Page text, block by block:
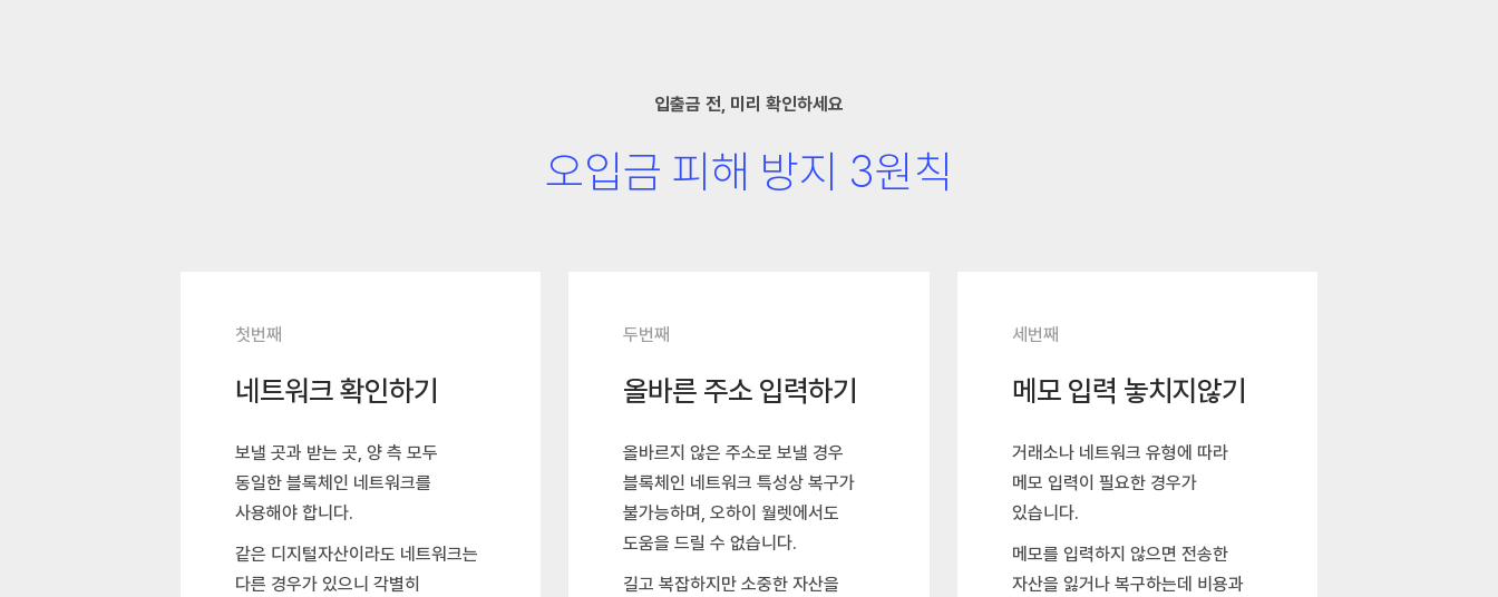
입출금 전, 미리 확인하세요
오입금 피해 방지 3원칙
첫번째
네트워크 확인하기
보낼 곳과 받는 곳, 양 측 모두
동일한 블록체인 네트워크를
사용해야 합니다.
같은 디지털자산이라도 네트워크는
다른 경우가 있으니 각별히
두번째
올바른 주소 입력하기
올바르지 않은 주소로 보낼 경우
블록체인 네트워크 특성상 복구가
불가능하며, 오하이 월렛에서도
도움을 드릴 수 없습니다.
길고 복잡하지만 소중한 자산을
세번째
메모 입력 놓치지않기
거래소나 네트워크 유형에 따라
메모 입력이 필요한 경우가
있습니다.
메모를 입력하지 않으면 전송한
자산을 잃거나 복구하는데 비용과